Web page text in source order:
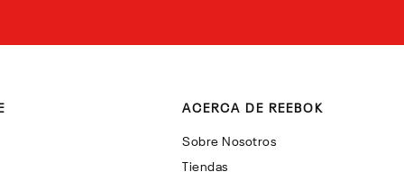
ACERCA DE REEBOK
Sobre Nosotros
Tiendas